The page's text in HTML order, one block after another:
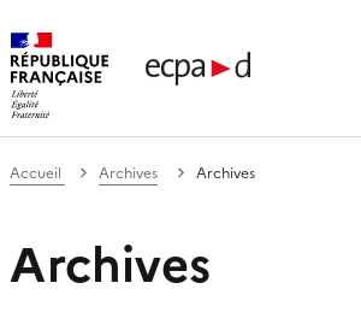
de communication et de
Accueil Archives Archives
Archives